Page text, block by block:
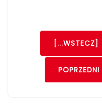
[...WSTECZ]
POPRZEDNI